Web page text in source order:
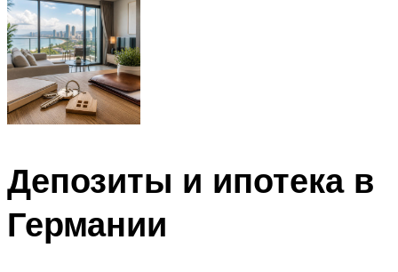
Депозиты и ипотека в
Германии